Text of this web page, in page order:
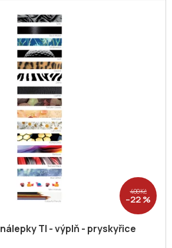
400 Kč
–22 %
TI - výplň - pryskyřice